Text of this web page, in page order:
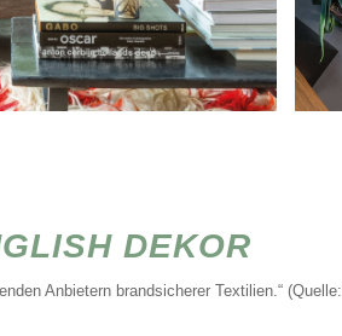
DEKOR
Anbietern brandsicherer Textilien.“ (Quelle: